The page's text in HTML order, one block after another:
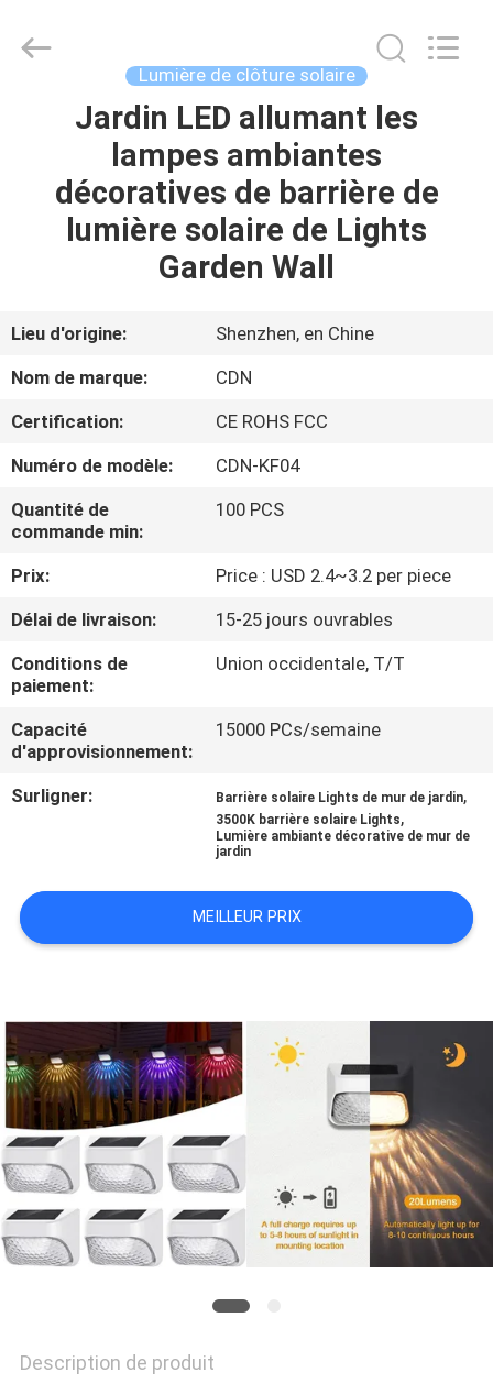
MAISON
PRODUITS
PROPOS
DE
NOUS
VISITE
DE
CONTRÔLE
DE
QUALITÉ
NOUS
CONTACTER
CAS
DEMANDER
UN
DEVIS
ONLINE
SHOP
PLAN
Technology
Lumière de clôture solaire
Jardin LED allumant les
lampes ambiantes
décoratives de barrière de
lumière solaire de Lights
Garden Wall
Lieu d'origine:
Shenzhen, en Chine
Nom de marque:
CDN
Certification:
CE ROHS FCC
Numéro de modèle:
CDN-KF04
Quantité de
commande min:
100 PCS
Prix:
Price : USD 2.4~3.2 per piece
Délai de livraison:
15-25 jours ouvrables
Conditions de
paiement:
Union occidentale, T/T
Capacité
d'approvisionnement:
15000 PCs/semaine
Surligner: Barrière solaire Lights de mur de jardin,
3500K barrière solaire Lights,
Lumière ambiante décorative de mur de
jardin
MEILLEUR PRIX
Description de produit